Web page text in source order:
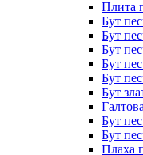
Плита
Бут
Бут
Бут
Бут
Бут
Бут
Бут
Бут
Плаха